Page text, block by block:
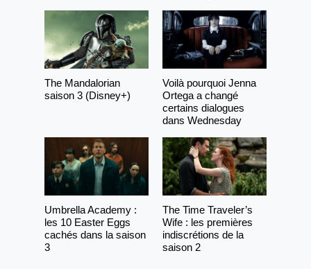
The Mandalorian
saison 3 (Disney+)
Voilà pourquoi Jenna
Ortega a changé
certains dialogues
dans Wednesday
Umbrella Academy :
les 10 Easter Eggs
cachés dans la saison
3
The Time Traveler’s
Wife : les premières
indiscrétions de la
saison 2